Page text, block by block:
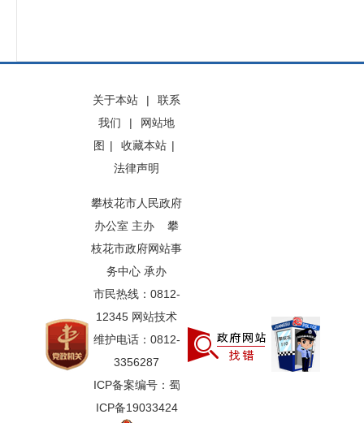
关于本站 |
联系
我们
|
网站地
图 | 收藏本站 |
法律声明
攀枝花市人民政府
办公室 主办 攀
枝花市政府网站事
务中心 承办
市民热线：0812-
12345 网站技术
维护电话：0812-
3356287
ICP备案编号：蜀
ICP备19033424